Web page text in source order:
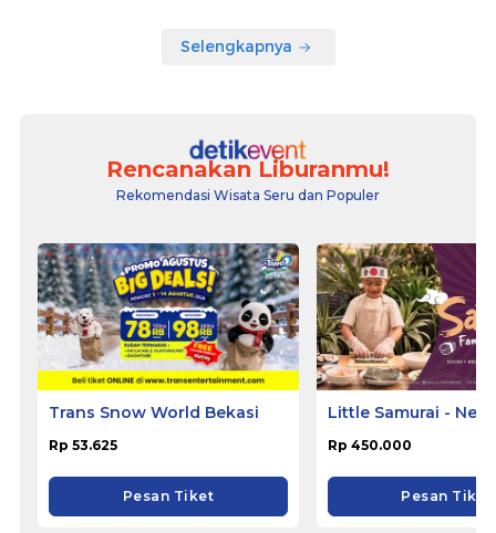
Selengkapnya
Rencanakan Liburanmu!
Rekomendasi Wisata Seru dan Populer
Trans Snow World Bekasi
Rp 53.625
Pesan Tiket
Little Samurai -
Rp 450.000
Pesan Tiket